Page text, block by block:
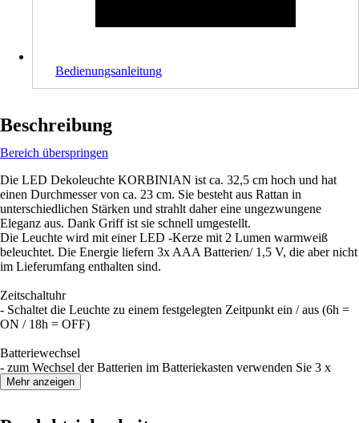
Bedienungsanleitung
Beschreibung
Bereich überspringen
Die LED Dekoleuchte KORBINIAN ist ca. 32,5 cm hoch und hat
einen Durchmesser von ca. 23 cm. Sie besteht aus Rattan in
unterschiedlichen Stärken und strahlt daher eine ungezwungene
Eleganz aus. Dank Griff ist sie schnell umgestellt.
Die Leuchte wird mit einer LED -Kerze mit 2 Lumen warmweiß
beleuchtet. Die Energie liefern 3x AAA Batterien/ 1,5 V, die aber nicht
im Lieferumfang enthalten sind.
Zeitschaltuhr
- Schaltet die Leuchte zu einem festgelegten Zeitpunkt ein / aus (6h =
ON / 18h = OFF)
Batteriewechsel
- zum Wechsel der Batterien im Batteriekasten verwenden Sie 3 x
AAA / 1,5 V
Mehr anzeigen